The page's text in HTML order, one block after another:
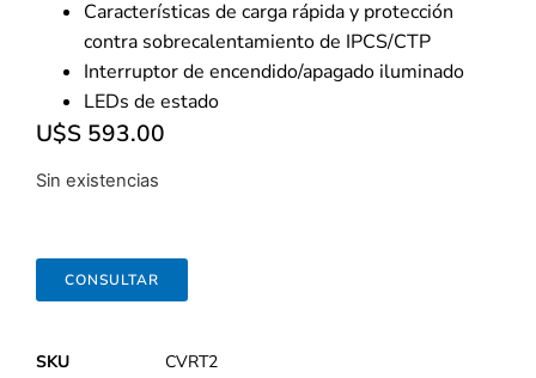
Características de carga rápida y protección
contra sobrecalentamiento de IPCS/CTP
Interruptor de encendido/apagado iluminado
LEDs de estado
U$S 593.00
Sin existencias
CONSULTAR
SKU
CVRT2